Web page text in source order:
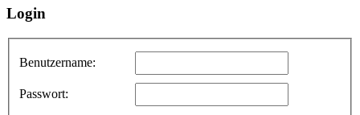
Login
Benutzername:
Passwort: